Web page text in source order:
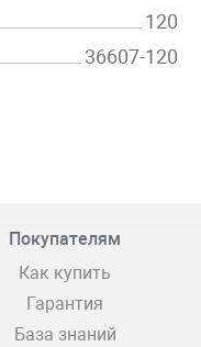
120
36607-120
Покупателям
Как купить
Гарантия
База знаний